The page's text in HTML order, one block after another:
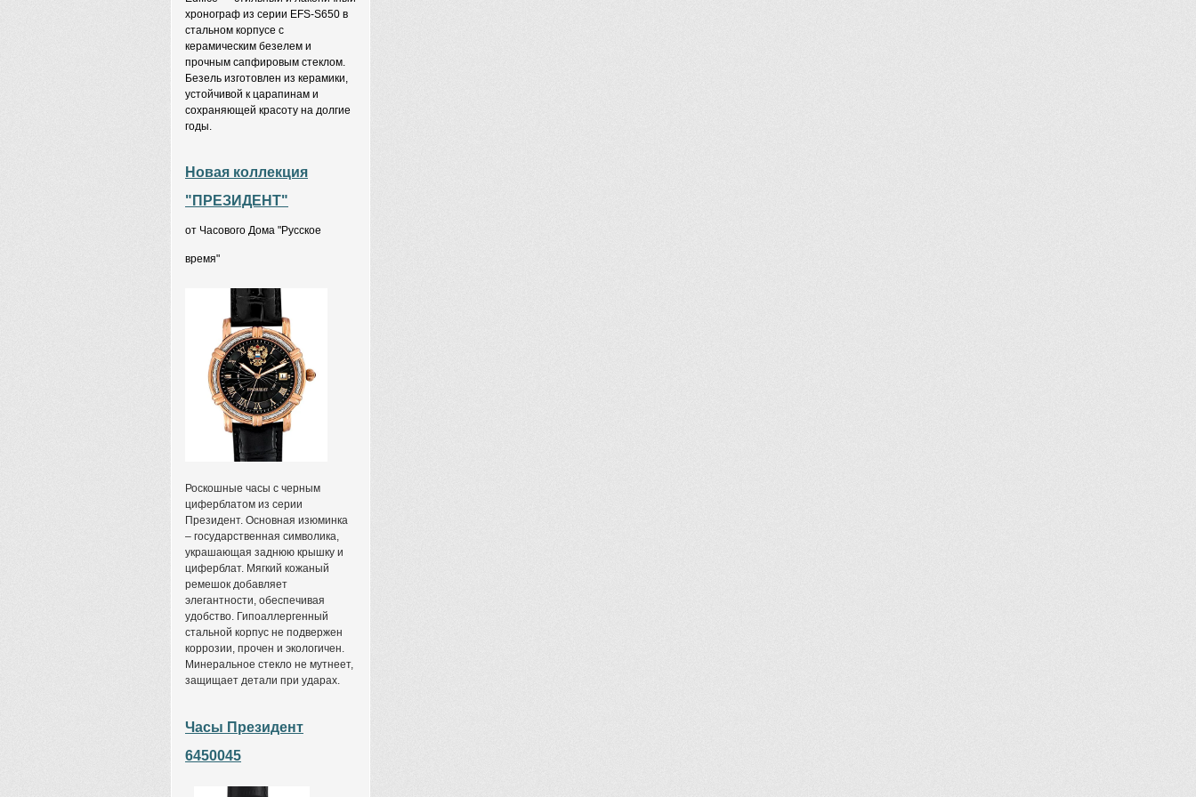
хронограф из серии EFS-S650 в
стальном корпусе с
керамическим безелем и
прочным сапфировым стеклом.
Безель изготовлен из керамики,
устойчивой к царапинам и
сохраняющей красоту на долгие
годы.
Новая коллекция
"ПРЕЗИДЕНТ"
от Часового Дома "Русское
время"
Роскошные часы с черным
циферблатом из серии
Президент. Основная изюминка
– государственная символика,
украшающая заднюю крышку и
циферблат. Мягкий кожаный
ремешок добавляет
элегантности, обеспечивая
удобство. Гипоаллергенный
стальной корпус не подвержен
коррозии, прочен и экологичен.
Минеральное стекло не мутнеет,
защищает детали при ударах.
Часы Президент
6450045